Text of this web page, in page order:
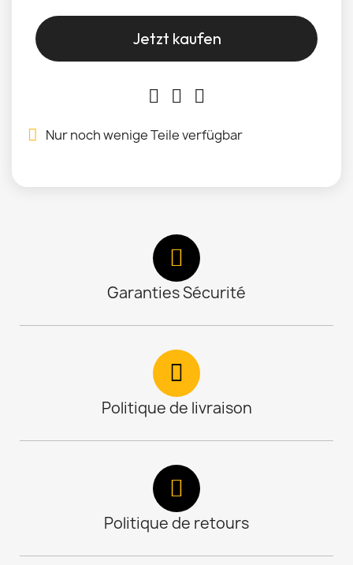
Jetzt kaufen
Nur noch wenige Teile verfügbar
Garanties Sécurité
Politique de livraison
Politique de retours